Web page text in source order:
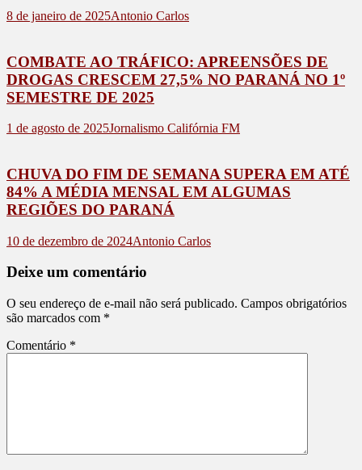
8 de janeiro de 2025Antonio Carlos
COMBATE AO TRÁFICO: APREENSÕES DE
DROGAS CRESCEM 27,5% NO PARANÁ NO 1º
SEMESTRE DE 2025
1 de agosto de 2025Jornalismo Califórnia FM
CHUVA DO FIM DE SEMANA SUPERA EM ATÉ
84% A MÉDIA MENSAL EM ALGUMAS
REGIÕES DO PARANÁ
10 de dezembro de 2024Antonio Carlos
Deixe um comentário
O seu endereço de e-mail não será publicado. Campos obrigatórios
são marcados com *
Comentário *